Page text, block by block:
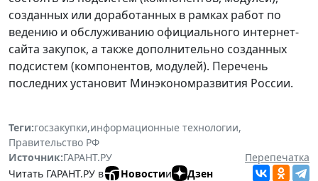
созданных или доработанных в рамках работ по
ведению и обслуживанию официального интернет-
сайта закупок, а также дополнительно созданных
подсистем (компонентов, модулей). Перечень
последних установит Минэкономразвития России.
Теги:госзакупки,информационные технологии,
Правительство РФ
Источник:ГАРАНТ.РУ
Перепечатка
Читать ГАРАНТ.РУ в
Новостии Дзен